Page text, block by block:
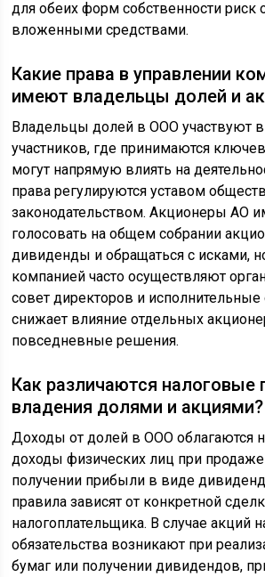
для обеих форм собственности риск
вложенными средствами.
Какие права в управлении
имеют владельцы долей и
Владельцы долей в ООО участвуют
участников, где принимаются
могут напрямую влиять на
права регулируются уставом
законодательством. Акционеры АО
голосовать на общем собрании
дивиденды и обращаться с исками,
компанией часто осуществляют
совет директоров и исполнительные
снижает влияние отдельных
повседневные решения.
Как различаются налоговые
владения долями и акциями?
Доходы от долей в ООО облагаются
доходы физических лиц при
получении прибыли в виде
правила зависят от конкретной
налогоплательщика. В случае акций
обязательства возникают при
бумаг или получении дивидендов,